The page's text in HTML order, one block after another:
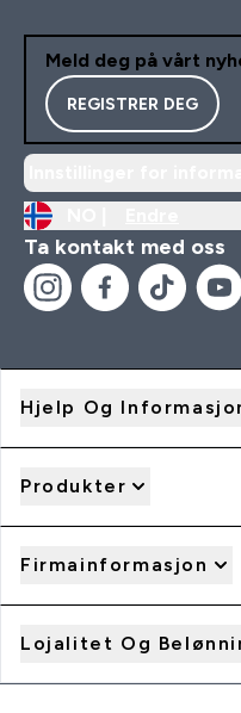
Meld deg på vårt
REGISTRER DEG
Ta kontakt med oss
Hjelp Og
Produkter
Firmainformasjon
Lojalitet Og